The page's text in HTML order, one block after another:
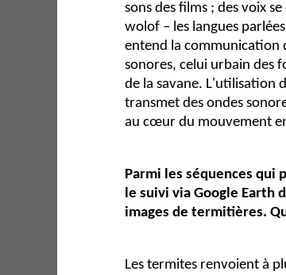
sons des films ; des voix
wolof – les langues
entend la communication
sonores, celui urbain des
de la savane. L'utilisation
transmet des ondes
au cœur du mouvement
Parmi les séquences
le suivi via Google Earth
images de termitières.
Les termites renvoient à